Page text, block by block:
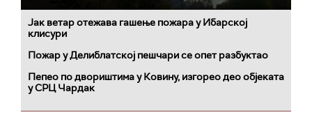
Јак ветар отежава гашење пожара у Ибарској
клисури
Пожар у Делиблатској пешчари се опет разбуктао
Пепео по двориштима у Ковину, изгорео део објеката
у СРЦ Чардак